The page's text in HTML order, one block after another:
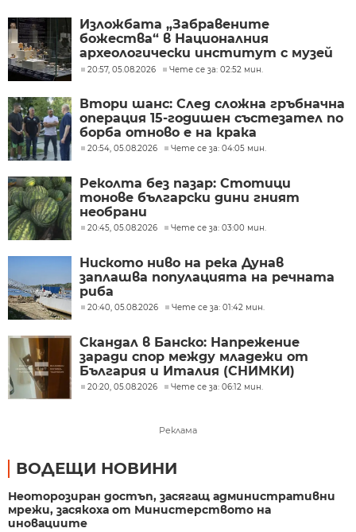
Изложбата „Забравените
божества“ в Националния
археологически институт с музей
при БАН
20:57, 05.08.2026 Чете се за: 02:52 мин.
Втори шанс: След сложна гръбначна
операция 15-годишен състезател по
борба отново е на крака
20:54, 05.08.2026 Чете се за: 04:05 мин.
Реколта без пазар: Стотици
тонове български дини гният
необрани
20:45, 05.08.2026 Чете се за: 03:00 мин.
Ниското ниво на река Дунав
заплашва популацията на речната
риба
20:40, 05.08.2026 Чете се за: 01:42 мин.
Скандал в Банско: Напрежение
заради спор между младежи от
България и Италия (СНИМКИ)
20:20, 05.08.2026 Чете се за: 06:12 мин.
Реклама
ВОДЕЩИ НОВИНИ
Неоторозиран достъп, засягащ административни
мрежи, засякоха от Министерството на
иновациите